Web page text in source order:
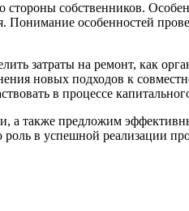
собственников.
особенностей
затраты на ремонт, как
новых подходов к
в процессе
а также предложим
в успешной реализации